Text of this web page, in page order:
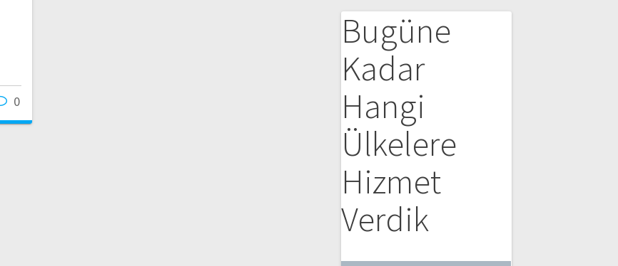
0
Bugüne
Kadar
Hangi
Ülkelere
Hizmet
Verdik